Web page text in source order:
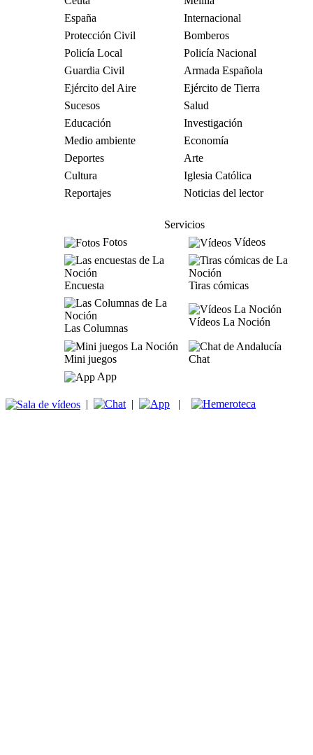
España
Internacional
Protección Civil
Bomberos
Policía Local
Policía Nacional
Guardia Civil
Armada Española
Ejército del Aire
Ejército de Tierra
Sucesos
Salud
Educación
Investigación
Medio ambiente
Economía
Deportes
Arte
Cultura
Iglesia Católica
Reportajes
Noticias del lector
Servicios
Fotos
Vídeos
Encuesta Tiras cómicas
Las Columnas
Vídeos La Noción
Mini juegos
Chat
App
| | |